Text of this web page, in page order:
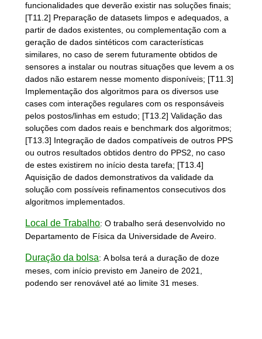
funcionalidades que deverão existir nas soluções finais;
[T11.2] Preparação de datasets limpos e adequados, a
partir de dados existentes, ou complementação com a
geração de dados sintéticos com características
similares, no caso de serem futuramente obtidos de
sensores a instalar ou noutras situações que levem a os
dados não estarem nesse momento disponíveis; [T11.3]
Implementação dos algoritmos para os diversos use
cases com interações regulares com os responsáveis
pelos postos/linhas em estudo; [T13.2] Validação das
soluções com dados reais e benchmark dos algoritmos;
[T13.3] Integração de dados compatíveis de outros PPS
ou outros resultados obtidos dentro do PPS2, no caso
de estes existirem no início desta tarefa; [T13.4]
Aquisição de dados demonstrativos da validade da
solução com possíveis refinamentos consecutivos dos
algoritmos implementados.
Local de Trabalho:O trabalho será desenvolvido no
Departamento de Física da Universidade de Aveiro.
Duração da bolsa:A bolsa terá a duração de doze
meses, com início previsto em Janeiro de 2021,
podendo ser renovável até ao limite 31 meses.